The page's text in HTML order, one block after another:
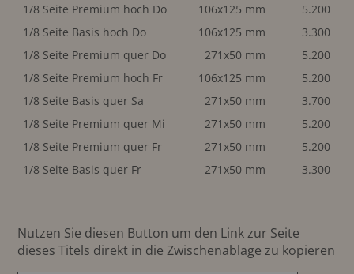
1/8 Seite Premium hoch Do
106x125 mm
5.200
1/8 Seite Basis hoch Do
106x125 mm
3.300
1/8 Seite Premium quer Do
271x50 mm
5.200
1/8 Seite Premium hoch Fr
106x125 mm
5.200
1/8 Seite Basis quer Sa
271x50 mm
3.700
1/8 Seite Premium quer Mi
271x50 mm
5.200
1/8 Seite Premium quer Fr
271x50 mm
5.200
1/8 Seite Basis quer Fr
271x50 mm 3.300
Nutzen Sie diesen Button um den Link zur Seite
dieses Titels direkt in die Zwischenablage zu kopieren